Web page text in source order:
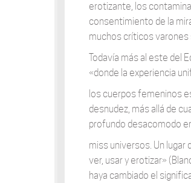
erotizante, los
consentimiento de la
muchos críticos varones
Todavía más al este del
«donde la experiencia
los cuerpos femeninos
desnudez, más allá de
profundo desacomodo
miss universos. Un
ver, usar y erotizar»
haya cambiado el